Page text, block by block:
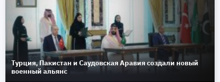
Турция, Пакистан и Саудовская Аравия создали новый
военный альянс